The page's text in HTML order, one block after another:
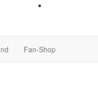
Fan-Shop